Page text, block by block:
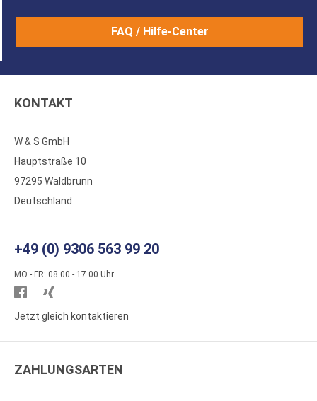
FAQ / Hilfe-Center
KONTAKT
W & S GmbH
Hauptstraße 10
97295 Waldbrunn
Deutschland
+49 (0) 9306 563 99 20
MO - FR: 08.00 - 17.00 Uhr
Besuchen
Sie
auf
Sie
auf
Jetzt gleich kontaktieren
ZAHLUNGSARTEN